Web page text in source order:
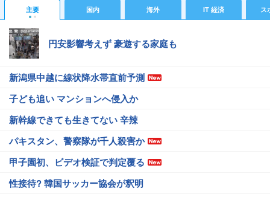
主要 国内 海外 IT 経済 ス
円安影響考えず 豪遊する家庭も
新潟県中越に線状降水帯直前予測
子ども追い マンションへ侵入か
新幹線できても生きてない 辛辣
パキスタン、警察隊が千人殺害か
甲子園初、ビデオ検証で判定覆る
性接待? 韓国サッカー協会が釈明